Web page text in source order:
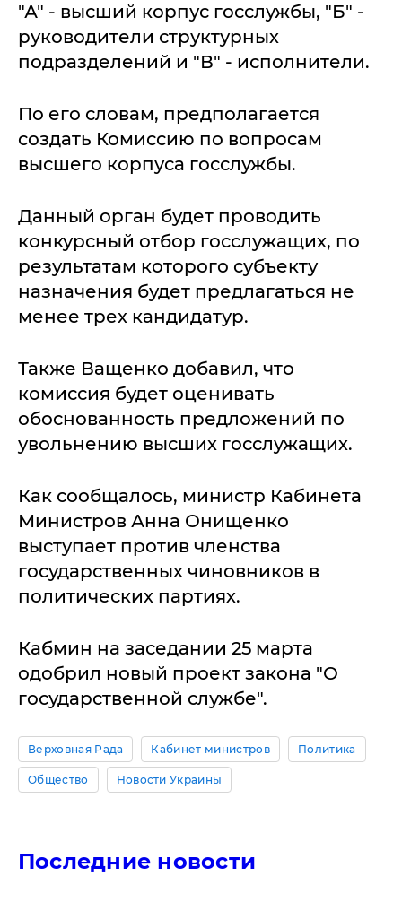
"А" - высший корпус госслужбы, "Б" -
руководители структурных
подразделений и "В" - исполнители.
По его словам, предполагается
создать Комиссию по вопросам
высшего корпуса госслужбы.
Данный орган будет проводить
конкурсный отбор госслужащих, по
результатам которого субъекту
назначения будет предлагаться не
менее трех кандидатур.
Также Ващенко добавил, что
комиссия будет оценивать
обоснованность предложений по
увольнению высших госслужащих.
Как сообщалось, министр Кабинета
Министров Анна Онищенко
выступает против членства
государственных чиновников в
политических партиях.
Кабмин на заседании 25 марта
одобрил новый проект закона "О
государственной службе".
Верховная Рада Кабинет министров Политика
Общество Новости Украины
Последние новости